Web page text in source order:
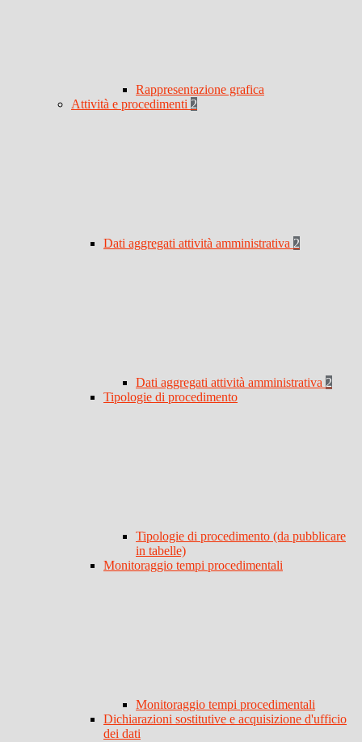
Rappresentazione grafica
Attività e procedimenti 2
Dati aggregati attività amministrativa 2
Dati aggregati attività amministrativa 2
Tipologie di procedimento
Tipologie di procedimento (da pubblicare
in tabelle)
Monitoraggio tempi procedimentali
Monitoraggio tempi procedimentali
Dichiarazioni sostitutive e acquisizione d'ufficio
dei dati